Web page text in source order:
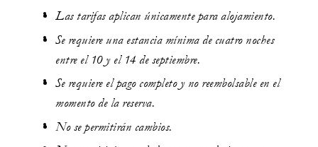
de la reserva. Pueden aplicarse restricciones de
1 NOCHE
ESTANCIA MÁXIMA:
14 NOCHES
Las tarifas aplican únicamente para alojamiento.
Se requiere una estancia mínima de cuatro noches
entre el 10 y el 14 de septiembre.
Se requiere el pago completo y no reembolsable en el
momento de la reserva.
No se permitirán cambios.